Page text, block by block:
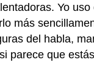
Yo
más
del habla,
parece que